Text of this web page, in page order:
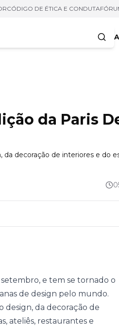
CÓDIGO DE ÉTICA E CONDUTA
da Paris
decoração de interiores e do
setembro, e tem se tornado o
de design pelo mundo.
design, da decoração de
ateliês, restaurantes e